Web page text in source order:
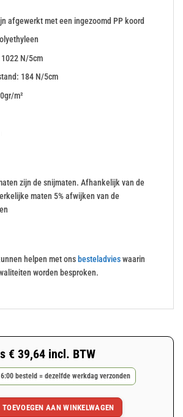
afgewerkt met een ingezoomd PP koord
N/5cm
184 N/5cm
m²
zijn de snijmaten. Afhankelijk van de
maten 5% afwijken van de
helpen met ons besteladvieswaarin
worden besproken.
€ 39,64 incl. BTW
besteld = dezelfde werkdag verzonden
m² aantal
TOEVOEGEN AAN WINKELWAGEN